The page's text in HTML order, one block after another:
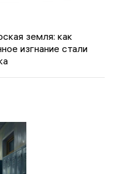
земля: как
изгнание стали